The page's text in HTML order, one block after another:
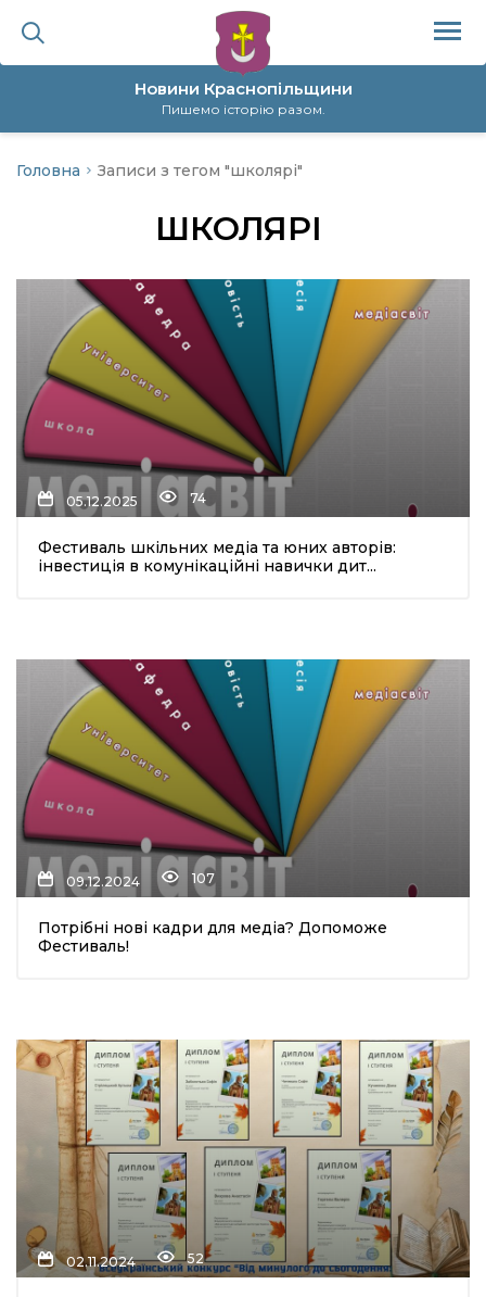
Новини Краснопільщини
Пишемо історію разом.
політика
Головна Записи з тегом "школярі"
ШКОЛЯРІ
05.12.2025 74
Фестиваль шкільних медіа та юних авторів:
інвестиція в комунікаційні навички дит...
09.12.2024 107
Потрібні нові кадри для медіа? Допоможе
Фестиваль!
02.11.2024 52